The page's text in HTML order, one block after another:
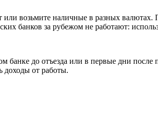
возьмите наличные в разных
банков за рубежом не работают:
банке до отъезда или в первые дни
доходы от работы.